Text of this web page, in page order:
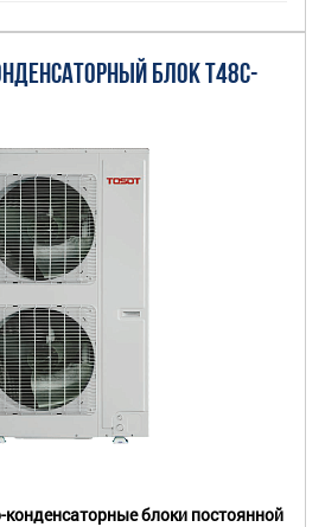
БЛОК T48C-
блоки постоянной